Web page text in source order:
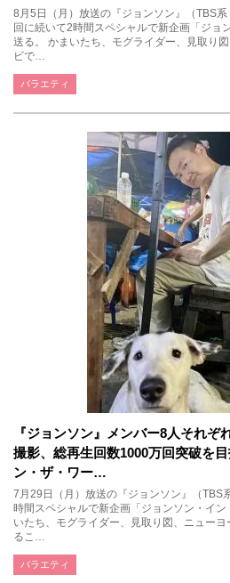
8月5日（月）放送の『ジョンソン』（TBS
回に続いて2時間スペシャルで新企画「ジョ
送る。 かまいたち、モグライダー、見取り
ビで…
バラエティ
『ジョンソン』メンバー8人それぞ
撮影、総再生回数1000万回突破を
ン・ザ・ワー…
7月29日（月）放送の『ジョンソン』（
時間スペシャルで新企画「ジョンソン・イ
いたち、モグライダー、見取り図、ニュー
るこ…
バラエティ